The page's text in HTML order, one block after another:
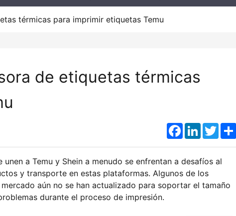
térmicas para imprimir etiquetas Temu
de etiquetas térmicas
Facebook
LinkedIn
a Temu y Shein a menudo se enfrentan a desafíos al
y transporte en estas plataformas. Algunos de los
aún no se han actualizado para soportar el tamaño
durante el proceso de impresión.